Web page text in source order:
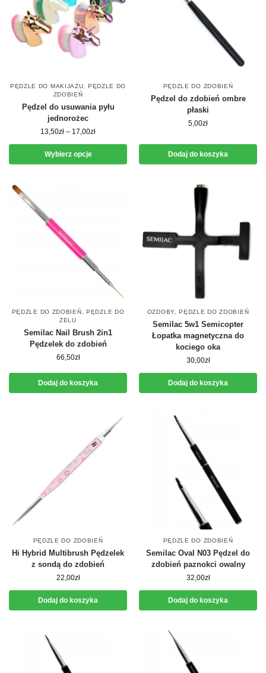
PĘDZLE DO MAKIJAŻU
PĘDZLE DO
ZDOBIEŃ
Pędzel do usuwania pyłu
jednorożec
13,50zł – 17,00zł
Wybierz opcje
PĘDZLE DO ZDOBIEŃ
Pędzel do zdobień ombre
płaski
5,00zł
Dodaj do koszyka
PĘDZLE DO ZDOBIEŃ
PĘDZLE DO
ŻELU
Semilac Nail Brush 2in1
Pędzelek do zdobień
66,50zł
Dodaj do koszyka
OZDOBY,PĘDZLE DO ZDOBIEŃ
Semilac 5w1 Semicopter
Łopatka magnetyczna do
kociego oka
30,00zł
Dodaj do koszyka
PĘDZLE DO ZDOBIEŃ
Hi Hybrid Multibrush Pędzelek
z sondą do zdobień
22,00zł
Dodaj do koszyka
PĘDZLE DO ZDOBIEŃ
Semilac Oval N03 Pędzel do
zdobień paznokci owalny
32,00zł
Dodaj do koszyka